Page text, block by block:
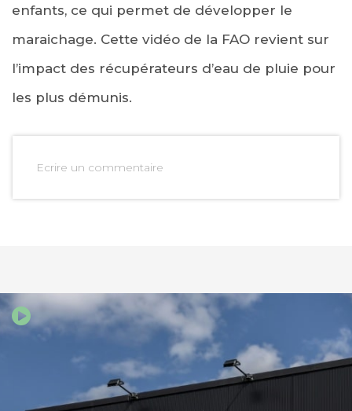
enfants, ce qui permet de développer le
maraichage. Cette vidéo de la FAO revient sur
l’impact des récupérateurs d’eau de pluie pour
les plus démunis.
Ecrire un commentaire